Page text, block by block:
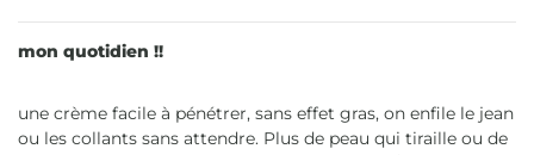
mon quotidien !!
une crème facile à pénétrer, sans effet gras, on enfile le jean
ou les collants sans attendre. Plus de peau qui tiraille ou de